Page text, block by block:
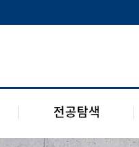
전공탐색